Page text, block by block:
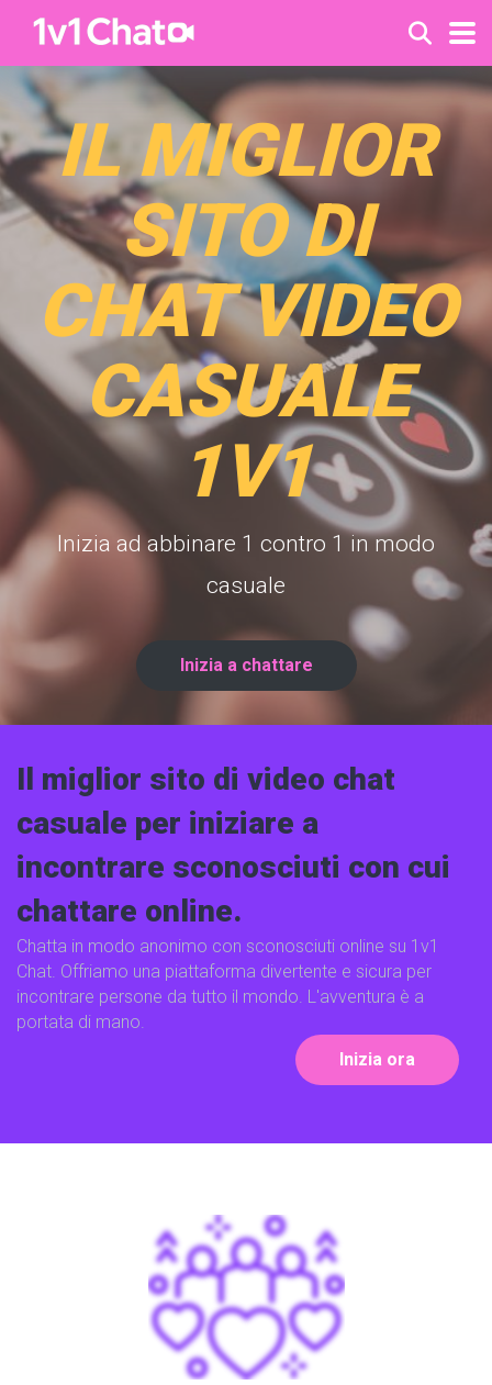
IL MIGLIOR
SITO DI
CHAT VIDEO
CASUALE
1V1
Inizia ad abbinare 1 contro 1 in modo
casuale
Inizia a chattare
Il miglior sito di video chat
casuale per iniziare a
incontrare sconosciuti con cui
chattare online.
Chatta in modo anonimo con sconosciuti online su 1v1
Chat. Offriamo una piattaforma divertente e sicura per
incontrare persone da tutto il mondo. L'avventura è a
portata di mano.
Inizia ora